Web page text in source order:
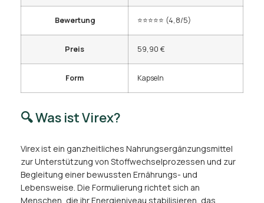
Bewertung ⭐⭐⭐⭐⭐ (4,8/5)
Preis 59,90 €
Form Kapseln
🔍 Was ist Virex?
Virex ist ein ganzheitliches Nahrungsergänzungsmittel
zur Unterstützung von Stoffwechselprozessen und zur
Begleitung einer bewussten Ernährungs- und
Lebensweise. Die Formulierung richtet sich an
Menschen, die ihr Energieniveau stabilisieren, das